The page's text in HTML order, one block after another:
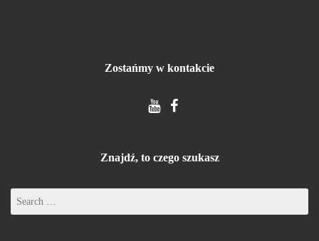
Zostańmy w kontakcie
Znajdź, to czego szukasz